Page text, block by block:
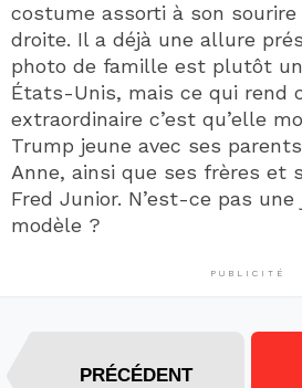
costume assorti à son
droite. Il a déjà une allure
photo de famille est plutôt
États-Unis, mais ce qui rend
extraordinaire c’est qu’elle
Trump jeune avec ses
Anne, ainsi que ses frères et
Fred Junior. N’est-ce pas
modèle ?
PUBLICITÉ
PRÉCÉDENT